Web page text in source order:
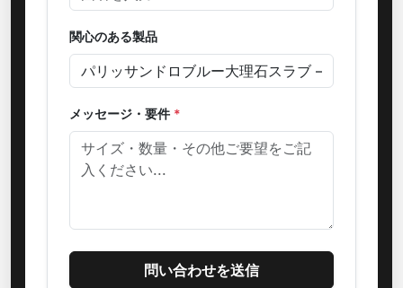
関心のある製品
メッセージ・要件 *
問い合わせを送信